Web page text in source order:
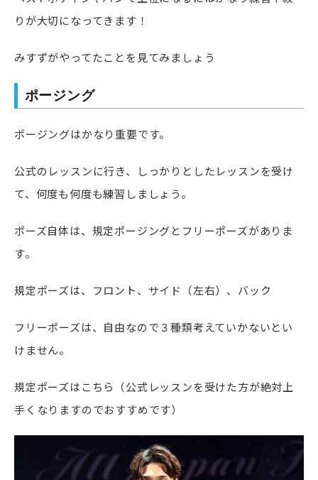
りが大切になってきます！
みすずがやってたことを見てみましょう
ポージング
ポージングはかなり重要です。
公式のレッスンに行き、しっかりとしたレッスンを受け
て、何度も何度も練習しましょう。
ポーズ自体は、規定ポージングとフリーポーズがありま
す。
規定ポーズは、フロント、サイド（左右）、バック
フリーポーズは、自由なので３種類考えていかないとい
けません。
規定ポーズはこちら（公式レッスンを受けた方が絶対上
手くなりますのでおすすめです）